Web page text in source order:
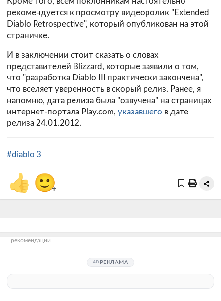
рекомендуется к просмотру видеоролик "Extended
Diablo Retrospective", который опубликован на этой
страничке.
И в заключении стоит сказать о словах
представителей Blizzard, которые заявили о том,
что "разработка Diablo III практически закончена",
что вселяет уверенность в скорый релиз. Ранее, я
напомню, дата релиза была "озвучена" на страницах
интернет-портала Play.com, указавшего в дате
релиза 24.01.2012.
#diablo 3
👍 🙂+
рекомендации
РЕКЛАМА